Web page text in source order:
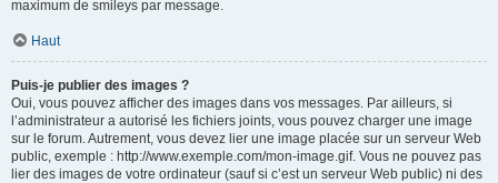
maximum de smileys par message.
Haut
Puis-je publier des images ?
Oui, vous pouvez afficher des images dans vos messages. Par ailleurs, si
l’administrateur a autorisé les fichiers joints, vous pouvez charger une image
sur le forum. Autrement, vous devez lier une image placée sur un serveur Web
public, exemple : http://www.exemple.com/mon-image.gif. Vous ne pouvez pas
lier des images de votre ordinateur (sauf si c’est un serveur Web public) ni des